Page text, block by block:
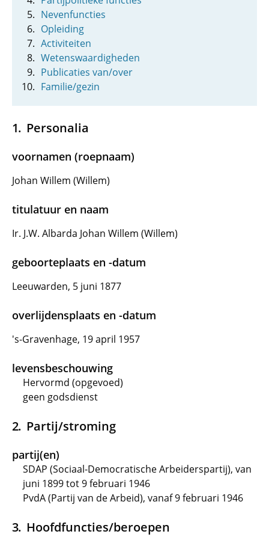
Nevenfuncties
Opleiding
Activiteiten
Wetenswaardigheden
Publicaties van/over
Familie/gezin
Personalia
voornamen (roepnaam)
Johan Willem (Willem)
titulatuur en naam
Ir. J.W. Albarda Johan Willem (Willem)
geboorteplaats en -datum
Leeuwarden, 5 juni 1877
overlijdensplaats en -datum
's-Gravenhage, 19 april 1957
levensbeschouwing
Hervormd (opgevoed)
geen godsdienst
Partij/stroming
partij(en)
SDAP (Sociaal-Democratische Arbeiderspartij), van
juni 1899 tot 9 februari 1946
PvdA (Partij van de Arbeid), vanaf 9 februari 1946
Hoofdfuncties/beroepen